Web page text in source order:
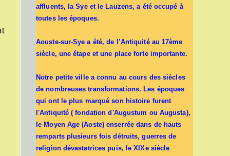
affluents, la Sye et le Lauzens, a été occupé à
toutes les époques.
Aouste-sur-Sye a été, de l’Antiquité au 17ème
siècle, une étape et une place forte importante.
Notre petite ville a connu au cours des siècles
de nombreuses transformations. Les époques
qui ont le plus marqué son histoire furent
l'Antiquité ( fondation d'Augustum ou Augusta),
le Moyen Age (Aoste) enserrée dans de hauts
remparts plusieurs fois détruits, guerres de
religion dévastatrices puis, le XIXe siècle